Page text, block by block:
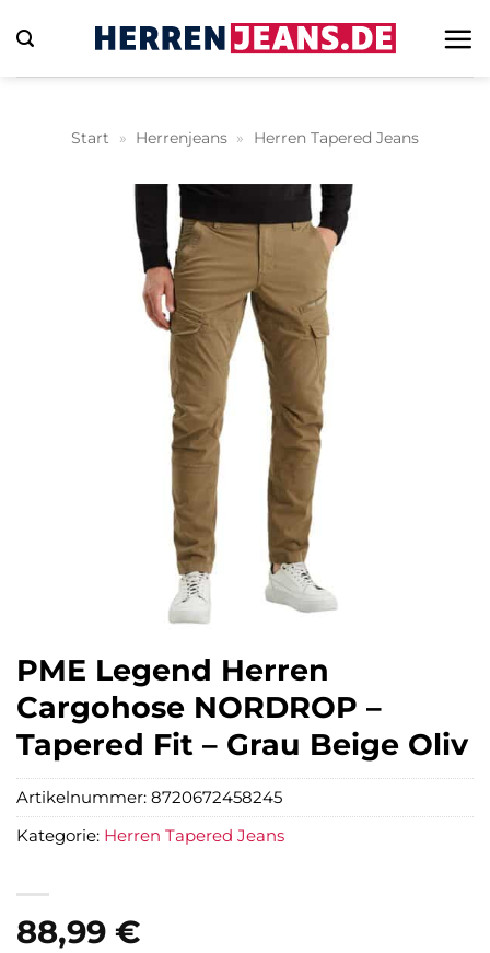
Inhalt
springen
Start » Herrenjeans » Herren Tapered Jeans
PME Legend Herren
Cargohose NORDROP –
Tapered Fit – Grau Beige Oliv
88,99 €
Artikelnummer: 8720672458245
Kategorie: Herren Tapered Jeans